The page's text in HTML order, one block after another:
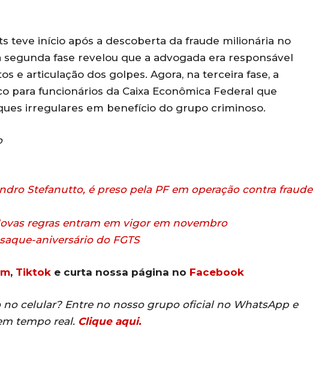
teve início após a descoberta da fraude milionária no
segunda fase revelou que a advogada era responsável
e articulação dos golpes. Agora, na terceira fase, a
para funcionários da Caixa Econômica Federal que
irregulares em benefício do grupo criminoso.
Stefanutto, é preso pela PF em operação contra fraude
regras entram em vigor em novembro
aniversário do FGTS
, Tiktok e curta nossa página no Facebook
no celular? Entre no nosso grupo oficial no WhatsApp e
tempo real. Clique aqui.